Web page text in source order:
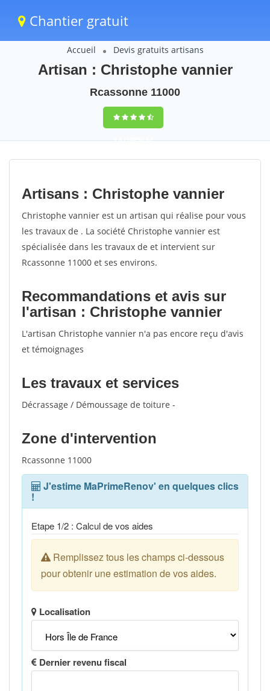
Chantier gratuit
Accueil Devis gratuits artisans
Artisan : Christophe vannier
Rcassonne 11000
9,5(100%)82
votes
Artisans : Christophe vannier
Christophe vannier est un artisan qui réalise pour vous
les travaux de . La société Christophe vannier est
spécialisée dans les travaux de et intervient sur
Rcassonne 11000 et ses environs.
Recommandations et avis sur
l'artisan : Christophe vannier
L'artisan Christophe vannier n'a pas encore reçu d'avis
et témoignages
Les travaux et services
Décrassage / Démoussage de toiture -
Zone d'intervention
Rcassonne 11000